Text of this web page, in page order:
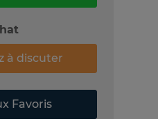
à discuter
Favoris